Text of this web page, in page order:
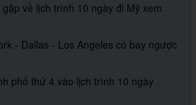
về lịch trình 10 ngày đi Mỹ xem
- Dallas - Los Angeles có bay ngược
phố thứ 4 vào lịch trình 10 ngày